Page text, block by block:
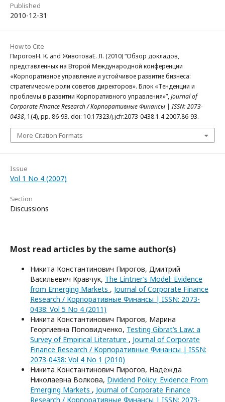
Published
2010-12-31
How to Cite
ПироговН. К. and ЖивотоваЕ. Л. (2010) “Обзор докладов,
представленных на Второй Международной конференции
«Корпоративное управление и устойчивое развитие бизнеса:
стратегические роли советов директоров». Блок «Тенденции и
проблемы в развитии Корпоративного управления»”,Journal of
Corporate Finance Research / Корпоративные Финансы | ISSN: 2073-
0438, 1(4), pp. 86-93. doi: 10.17323/j.jcfr.2073-0438.1.4.2007.86-93.
More Citation Formats
Issue
Vol 1 No 4 (2007)
Section
Discussions
Most read articles by the same author(s)
Никита Константинович Пирогов, Дмитрий
Васильевич Кравчук, The Lintner’s Model: Evidence
from Emerging Markets , Journal of Corporate Finance
Research / Корпоративные Финансы | ISSN: 2073-
0438: Vol 5 No 4 (2011)
Никита Константинович Пирогов, Марина
Георгиевна Поповидченко, Testing Gibrat’s Law: a
Survey of Empirical Literature , Journal of Corporate
Finance Research / Корпоративные Финансы | ISSN:
2073-0438: Vol 4 No 1 (2010)
Никита Константинович Пирогов, Надежда
Николаевна Волкова, Dividend Policy: Evidence From
Emerging Markets , Journal of Corporate Finance
Research / Корпоративные Финансы | ISSN: 2073-